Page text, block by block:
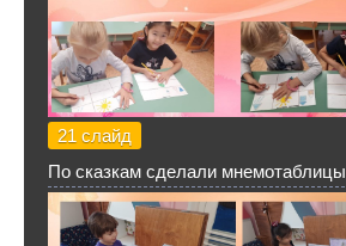
21 слайд
По сказкам сделали мнемотаблицы